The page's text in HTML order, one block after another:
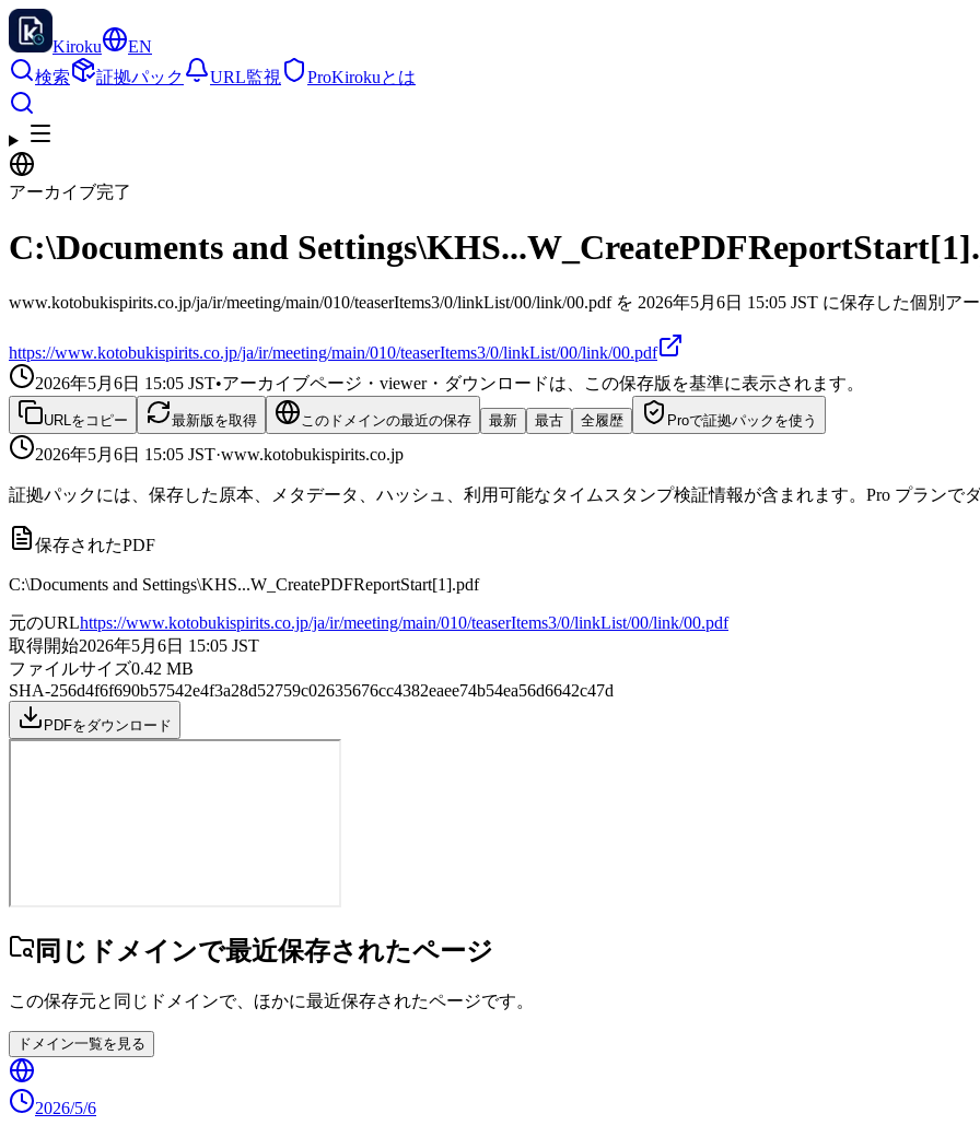
Kiroku
EN
検索
証拠パック URL監視 ProKirokuとは
アーカイブ完了
C:\Documents and
www.kotobukispirits.co.jp/ja/ir/meeting/main/010/teaserItems3/0/linkList/00/link/00.pdf を 2026年5月6日 15:05 JST に保存した個別ア
https://www.kotobukispirits.co.jp/ja/ir/meeting/main/010/teaserItems3/0/linkList/00/link/00.pdf
2026年5月6日 15:05 JST•アーカイブページ・viewer・ダウンロードは、この保存版を基準に表示されます。
URLをコピー 最新版を取得 このドメインの最近の保存 最新 最古 全履歴 Proで証拠パックを使う
2026年5月6日 15:05 JST·www.kotobukispirits.co.jp
証拠パックには、保存した原本、メタデータ、ハッシュ、利用可能なタイムスタンプ検証情報が含まれます。Pro プランで
保存されたPDF
C:\Documents and Settings\KHS...W_CreatePDFReportStart[1].pdf
元のURLhttps://www.kotobukispirits.co.jp/ja/ir/meeting/main/010/teaserItems3/0/linkList/00/link/00.pdf
取得開始2026年5月6日 15:05 JST
ファイルサイズ0.42 MB
SHA-256d4f6f690b57542e4f3a28d52759c02635676cc4382eaee74b54ea56d6642c47d
PDFをダウンロード
同じドメインで最近保存されたページ
この保存元と同じドメインで、ほかに最近保存されたページです。
ドメイン一覧を見る
2026/5/6